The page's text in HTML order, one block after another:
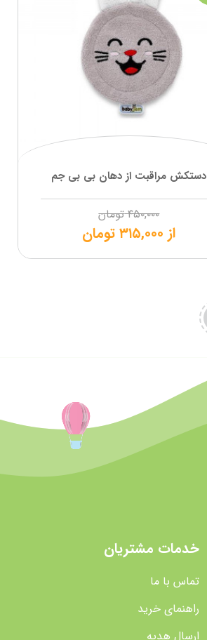
دستکش مراقبت از دهان بی بی جم
۴۵۰,۰۰۰ تومان
از ۳۱۵,۰۰۰ تومان
خدمات مشتریان
تماس با ما
راهنمای خرید
ارسال هدیه